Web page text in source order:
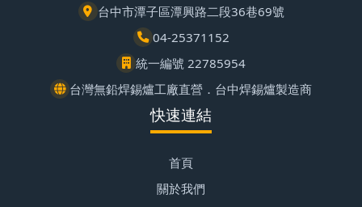
台中市潭子區潭興路二段36巷69號
04-25371152
統一編號 22785954
台灣無鉛焊錫爐工廠直營．台中焊錫爐製造商
快速連結
首頁
關於我們